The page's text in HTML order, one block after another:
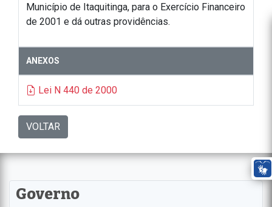
Município de Itaquitinga, para o Exercício Financeiro
de 2001 e dá outras providências.
ANEXOS
Lei N 440 de 2000
VOLTAR
Governo